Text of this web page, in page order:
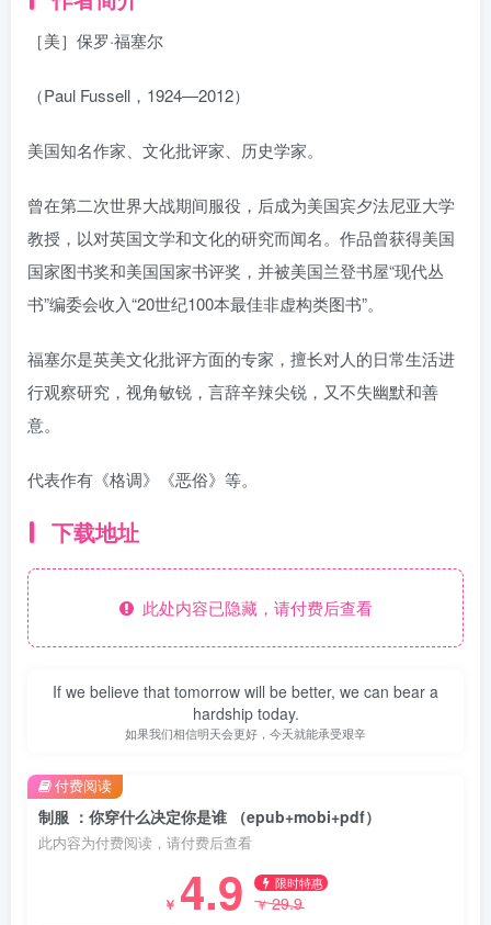
［美］保罗·福塞尔
（Paul Fussell，1924—2012）
美国知名作家、文化批评家、历史学家。
曾在第二次世界大战期间服役，后成为美国宾夕法尼亚大学
教授，以对英国文学和文化的研究而闻名。作品曾获得美国
国家图书奖和美国国家书评奖，并被美国兰登书屋“现代丛
书”编委会收入“20世纪100本最佳非虚构类图书”。
福塞尔是英美文化批评方面的专家，擅长对人的日常生活进
行观察研究，视角敏锐，言辞辛辣尖锐，又不失幽默和善
意。
代表作有《格调》《恶俗》等。
下载地址
此处内容已隐藏，请付费后查看
If we believe that tomorrow will be better, we can bear a
hardship today.
如果我们相信明天会更好，今天就能承受艰辛
制服 ：你穿什么决定你是谁 （epub+mobi+pdf）
此内容为付费阅读，请付费后查看
￥ 4.9 限时特惠
￥29.9
付费阅读